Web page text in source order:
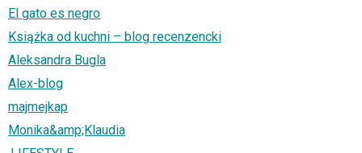
El gato es negro
Książka od kuchni – blog recenzencki
Aleksandra Bugla
Alex-blog
majmejkap
Monika&amp;Klaudia